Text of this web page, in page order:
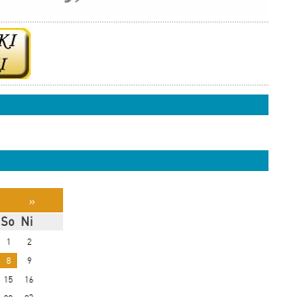
»
So Ni
1
2
8
9
15
16